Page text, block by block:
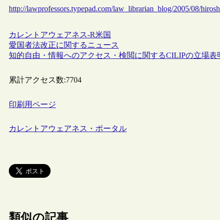
http://lawprofessors.typepad.com/law_librarian_blog/2005/08/
カレントアウェアネス-R米国
愛国者法改正に関するニュース
知的自由・情報へのアクセス・検閲に関するCILIPの立場表
累計アクセス数:7704
印刷用ページ
カレントアウェアネス・ポータル